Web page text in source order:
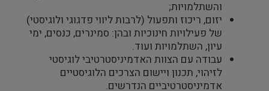
והשתלמויות;
יזום, ריכוז ותפעול (לרבות ליווי פדגוגי ולוגיסטי)
של פעילויות חינוכיות ובהן: סמינרים, כנסים, ימי
עיון, השתלמויות ועוד.
עבודה עם הצוות האדמיניסטרטיבי לוגיסטי
לזיהוי, תכנון ויישום הצרכים הלוגיסטיים
אדמיניסטרטיביים הנדרשים.